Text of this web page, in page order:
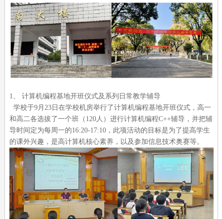
1、
计算机编程基地开班仪式及系列日常教学辅导
学校于9月23日在学校机房举行了计算机编程基地开班仪式，高一
和高二各选拔了一个班（120人）进行计算机编程C++辅导，并把辅
导时间定为每周一的16:20-17:10，此项活动的目标是为了提高学生
的课外兴趣，是高计算机核心素养，以及参加信息技术奥赛等。